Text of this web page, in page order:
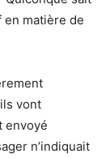
en matière de
vont
envoyé
n’indiquait